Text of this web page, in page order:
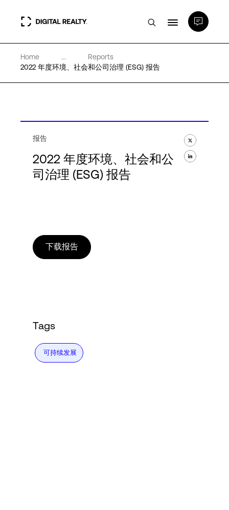
数据中心
专业知识和资源
Language
Home ...
Reports
2022 年度环境、社会和公司治理 (ESG) 报告
报告
2022 年度环境、社会和公
司治理 (ESG) 报告
下载报告
Tags
可持续发展